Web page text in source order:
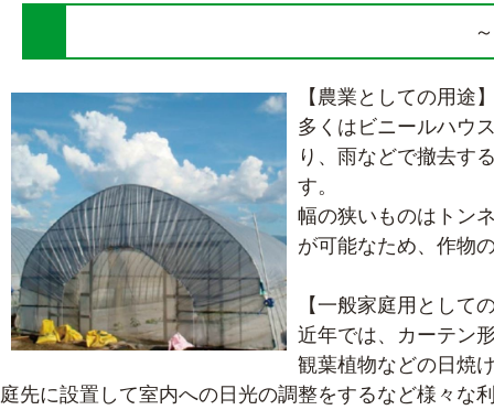
【農業としての用途
多くはビニールハウ
り、雨などで撤去す
す。
幅の狭いものはトン
が可能なため、作物
【一般家庭用として
近年では、カーテン
観葉植物などの日焼
庭先に設置して室内への日光の調整をするなど様々な